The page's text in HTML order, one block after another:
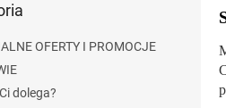
OFERTY I PROMOCJE
dolega?